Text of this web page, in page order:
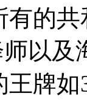
有的
以
王牌